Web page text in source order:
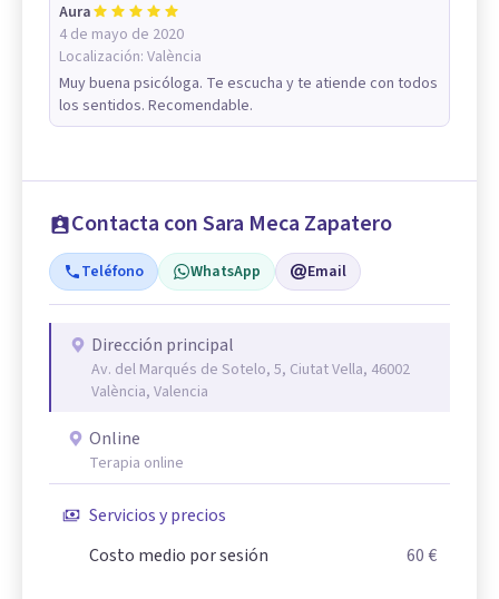
Aura
4 de mayo de 2020
Localización: València
Muy buena psicóloga. Te escucha y te atiende con todos
los sentidos. Recomendable.
Contacta con Sara Meca Zapatero
Teléfono WhatsApp Email
Dirección principal
Av. del Marqués de Sotelo, 5, Ciutat Vella, 46002
València, Valencia
Online
Terapia online
Servicios y precios
Costo medio por sesión
60 €